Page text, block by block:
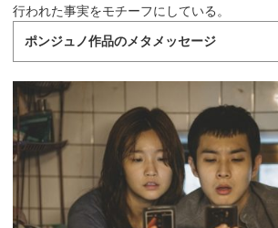
行われた事実をモチーフにしている。
ポンジュノ作品のメタメッセージ